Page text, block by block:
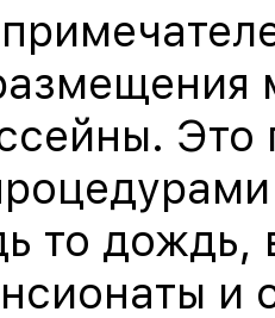
Это
то дождь,
и